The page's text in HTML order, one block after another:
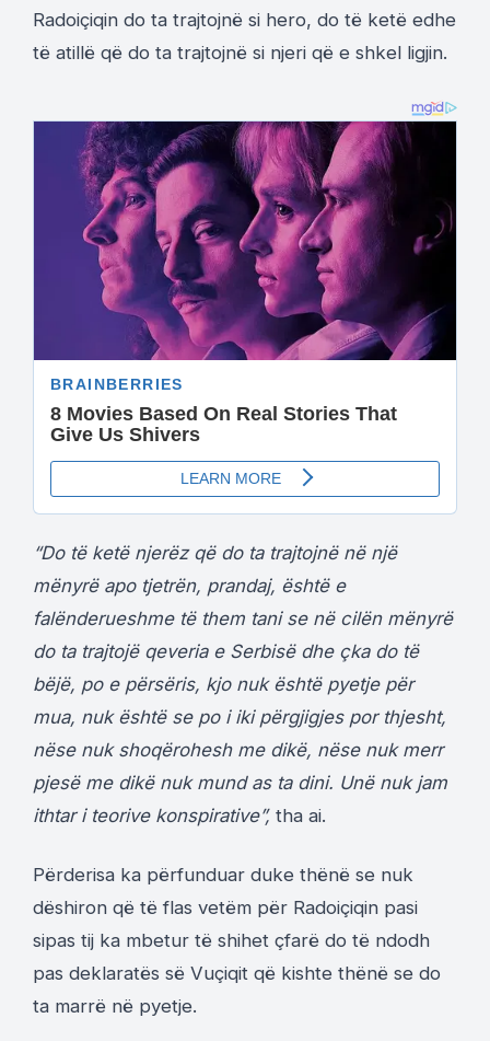
Radoiçiqin do ta trajtojnë si hero, do të ketë edhe
të atillë që do ta trajtojnë si njeri që e shkel ligjin.
“Do të ketë njerëz që do ta trajtojnë në një
mënyrë apo tjetrën, prandaj, është e
falënderueshme të them tani se në cilën mënyrë
do ta trajtojë qeveria e Serbisë dhe çka do të
bëjë, po e përsëris, kjo nuk është pyetje për
mua, nuk është se po i iki përgjigjes por thjesht,
nëse nuk shoqërohesh me dikë, nëse nuk merr
pjesë me dikë nuk mund as ta dini. Unë nuk jam
ithtar i teorive konspirative”, tha ai.
Përderisa ka përfunduar duke thënë se nuk
dëshiron që të flas vetëm për Radoiçiqin pasi
sipas tij ka mbetur të shihet çfarë do të ndodh
pas deklaratës së Vuçiqit që kishte thënë se do
ta marrë në pyetje.